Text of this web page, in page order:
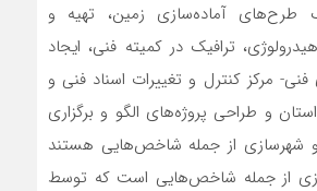
طرح‌های آماده‌سازی زمین، تهیه و
ترافیک در کمیته فنی، ایجاد
فنی- مرکز کنترل و تغییرات اسناد فنی و
و طراحی پروژه‌های الگو و برگزاری
شهرسازی از جمله شاخص‌هایی هستند
از جمله شاخص‌هایی است که توسط